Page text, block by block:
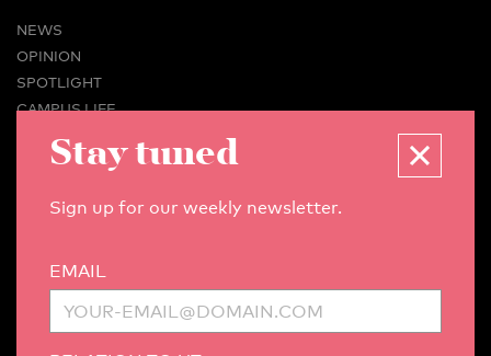
NEWS
OPINION
SPOTLIGHT
CAMPUS LIFE
VIDEO
BUSINESS & CAREER
CONTACT
ARCHIVE
Stay tuned
Sign up for our weekly newsletter.
EMAIL